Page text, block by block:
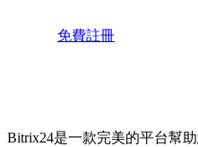
免費註冊
Bitrix24是一款完美的平台幫